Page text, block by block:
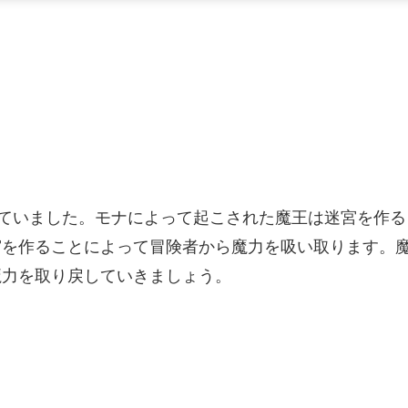
いました。モナによって起こされた魔王は迷宮を作る
作ることによって冒険者から魔力を吸い取ります。
を取り戻していきましょう。